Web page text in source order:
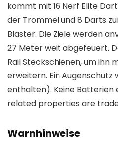
kommt mit 16 Nerf Elite
der Trommel und 8 Darts
Blaster. Die Ziele werden
27 Meter weit abgefeuert.
Rail Steckschienen, um ihn
erweitern. Ein
enthalten). Keine Batterien
related properties are
Warnhinweise